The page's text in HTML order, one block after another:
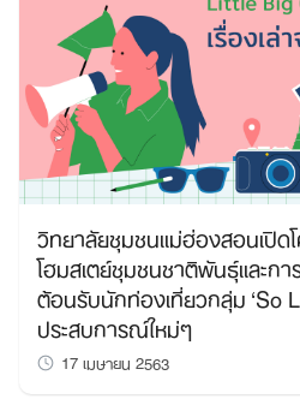
วิทยาลัยชุมชนแม่ฮ่องสอนเปิด
โฮมสเตย์ชุมชนชาติพันธุ์และก
ต้อนรับนักท่องเที่ยวกลุ่ม ‘So
ประสบการณ์ใหม่ๆ
17 เมษายน 2563